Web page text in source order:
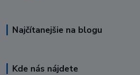
Najčítanejšie na blogu
Kde nás nájdete